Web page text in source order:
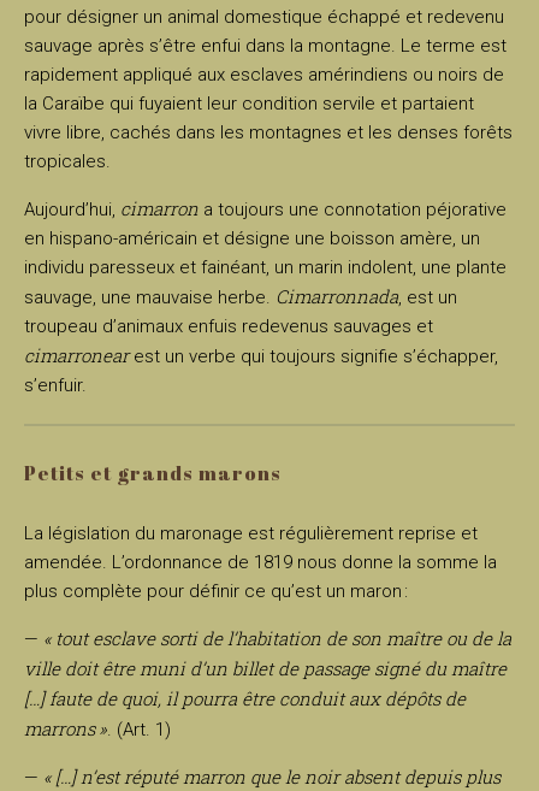
pour désigner un animal domestique échappé et redevenu
sauvage après s’être enfui dans la montagne. Le terme est
rapidement appliqué aux esclaves amérindiens ou noirs de
la Caraïbe qui fuyaient leur condition servile et partaient
vivre libre, cachés dans les montagnes et les denses forêts
tropicales.
Aujourd’hui, cimarron a toujours une connotation péjorative
en hispano-américain et désigne une boisson amère, un
individu paresseux et fainéant, un marin indolent, une plante
sauvage, une mauvaise herbe. Cimarronnada, est un
troupeau d’animaux enfuis redevenus sauvages et
cimarronearest un verbe qui toujours signifie s’échapper,
s’enfuir.
Petits et grands marons
La législation du maronage est régulièrement reprise et
amendée. L’ordonnance de 1819 nous donne la somme la
plus complète pour définir ce qu’est un maron :
— « tout esclave sorti de l’habitation de son maître ou de la
ville doit être muni d’un billet de passage signé du maître
[…] faute de quoi, il pourra être conduit aux dépôts de
marrons ». (Art. 1)
— « […] n’est réputé marron que le noir absent depuis plus